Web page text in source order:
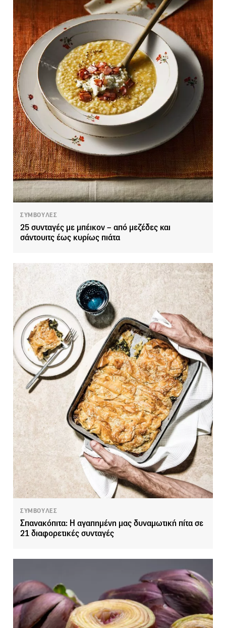
ΣΥΜΒΟΥΛΕΣ
25 συνταγές με μπέικον – από μεζέδες και
σάντουιτς έως κυρίως πιάτα
ΣΥΜΒΟΥΛΕΣ
Σπανακόπιτα: Η αγαπημένη μας δυναμωτική πίτα σε
21 διαφορετικές συνταγές